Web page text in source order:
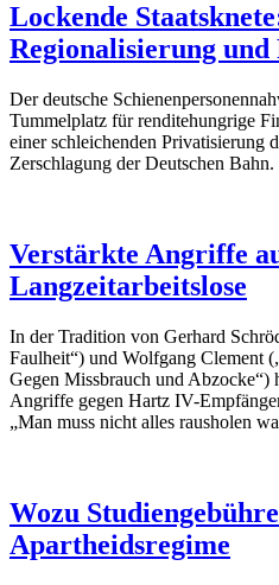
Lockende
Regionalisierung
Der deutsche
Tummelplatz für renditehungrige
einer schleichenden Privatisierung
Zerschlagung der Deutschen Bahn.
Verstärkte Angriffe
Langzeitarbeitslose
In der Tradition von Gerhard
Faulheit“) und Wolfgang Clement
Gegen Missbrauch und
Angriffe gegen Hartz IV-
„Man muss nicht alles rausholen
Wozu
Apartheidsregime